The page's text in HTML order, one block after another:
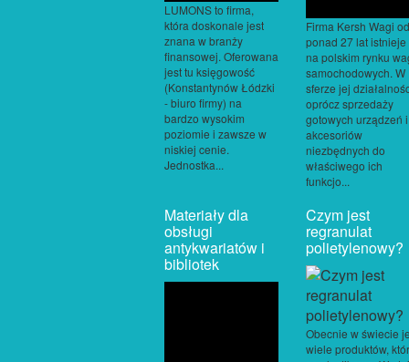
LUMONS to firma,
która doskonale jest
znana w branży
finansowej. Oferowana
jest tu księgowość
(Konstantynów Łódzki
- biuro firmy) na
bardzo wysokim
poziomie i zawsze w
niskiej cenie.
Jednostka...
Firma Kersh Wagi od
ponad 27 lat istnieje
na polskim rynku
samochodowych. W
sferze jej
oprócz sprzedaży
gotowych urządzeń i
akcesoriów
niezbędnych do
właściwego ich
funkcjo...
Materiały dla
obsługi
antykwariatów i
bibliotek
Czym jest
regranulat
polietylenowy?
Obecnie w świecie
wiele produktów,